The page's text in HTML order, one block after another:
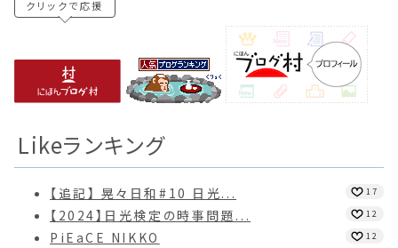
クリックで応援
Likeランキング
【追記】 晃々日和#10 日光... 17
【2024】日光検定の時事問題... 12
PiEaCE NIKKO 12